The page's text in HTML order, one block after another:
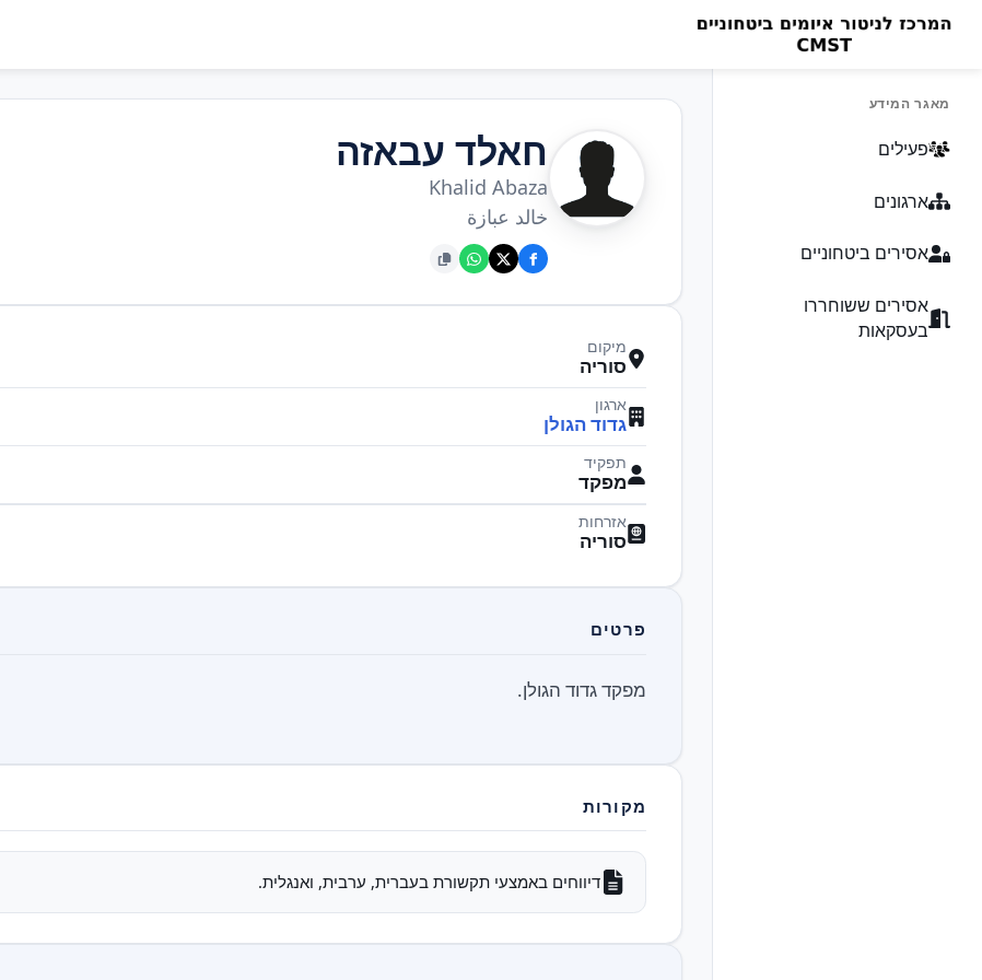
מאגר המידע
פעילים
ארגונים
אסירים ביטחוניים
אסירים ששוחררו
בעסקאות
חאלד עבאזה
Khalid Abaza
خالد عبازة
מיקום
סוריה
ארגון
גדוד הגולן
תפקיד
מפקד
אזרחות
סוריה
פרטים
מפקד גדוד הגולן.
מקורות
דיווחים באמצעי תקשורת בעברית, ערבית, ואנגלית.